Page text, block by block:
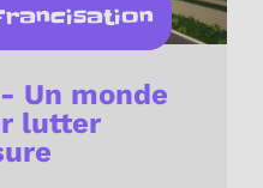
Un monde
lutter